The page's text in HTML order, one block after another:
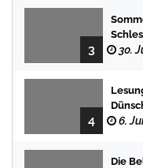
3 30.
4 6.
Die